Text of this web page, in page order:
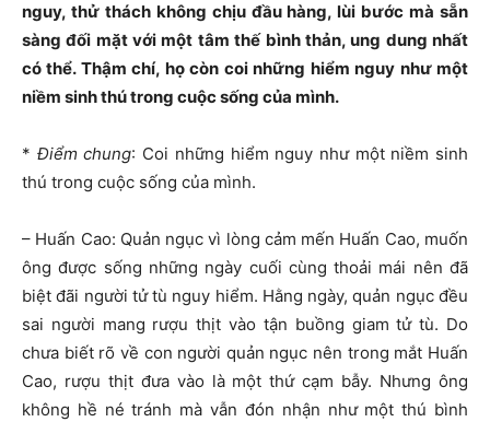
nguy, thử thách không chịu đầu hàng, lùi bước mà sẵn
sàng đối mặt với một tâm thế bình thản, ung dung nhất
có thể. Thậm chí, họ còn coi những hiểm nguy như một
niềm sinh thú trong cuộc sống của mình.
* Điểm chung: Coi những hiểm nguy như một niềm sinh
thú trong cuộc sống của mình.
– Huấn Cao: Quản ngục vì lòng cảm mến Huấn Cao, muốn
ông được sống những ngày cuối cùng thoải mái nên đã
biệt đãi người tử tù nguy hiểm. Hằng ngày, quản ngục đều
sai người mang rượu thịt vào tận buồng giam tử tù. Do
chưa biết rõ về con người quản ngục nên trong mắt Huấn
Cao, rượu thịt đưa vào là một thứ cạm bẫy. Nhưng ông
không hề né tránh mà vẫn đón nhận như một thú bình